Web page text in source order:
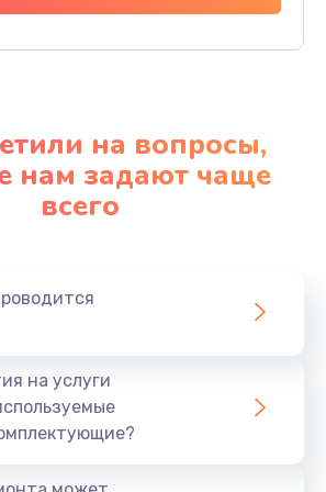
Заказать
Замена экрана
шлейфа матрицы
Заказать
1060 руб.
на вопросы,
нам задают чаще
всего
на услуги